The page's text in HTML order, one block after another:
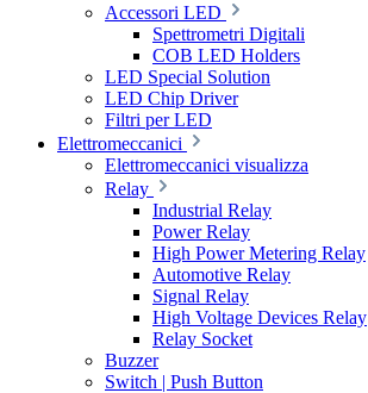
Accessori LED
Spettrometri Digitali
COB LED Holders
LED Special Solution
LED Chip Driver
Filtri per LED
Elettromeccanici
Elettromeccanici visualizza
Relay
Industrial Relay
Power Relay
High Power Metering Relay
Automotive Relay
Signal Relay
High Voltage Devices Relay
Relay Socket
Buzzer
Switch | Push Button